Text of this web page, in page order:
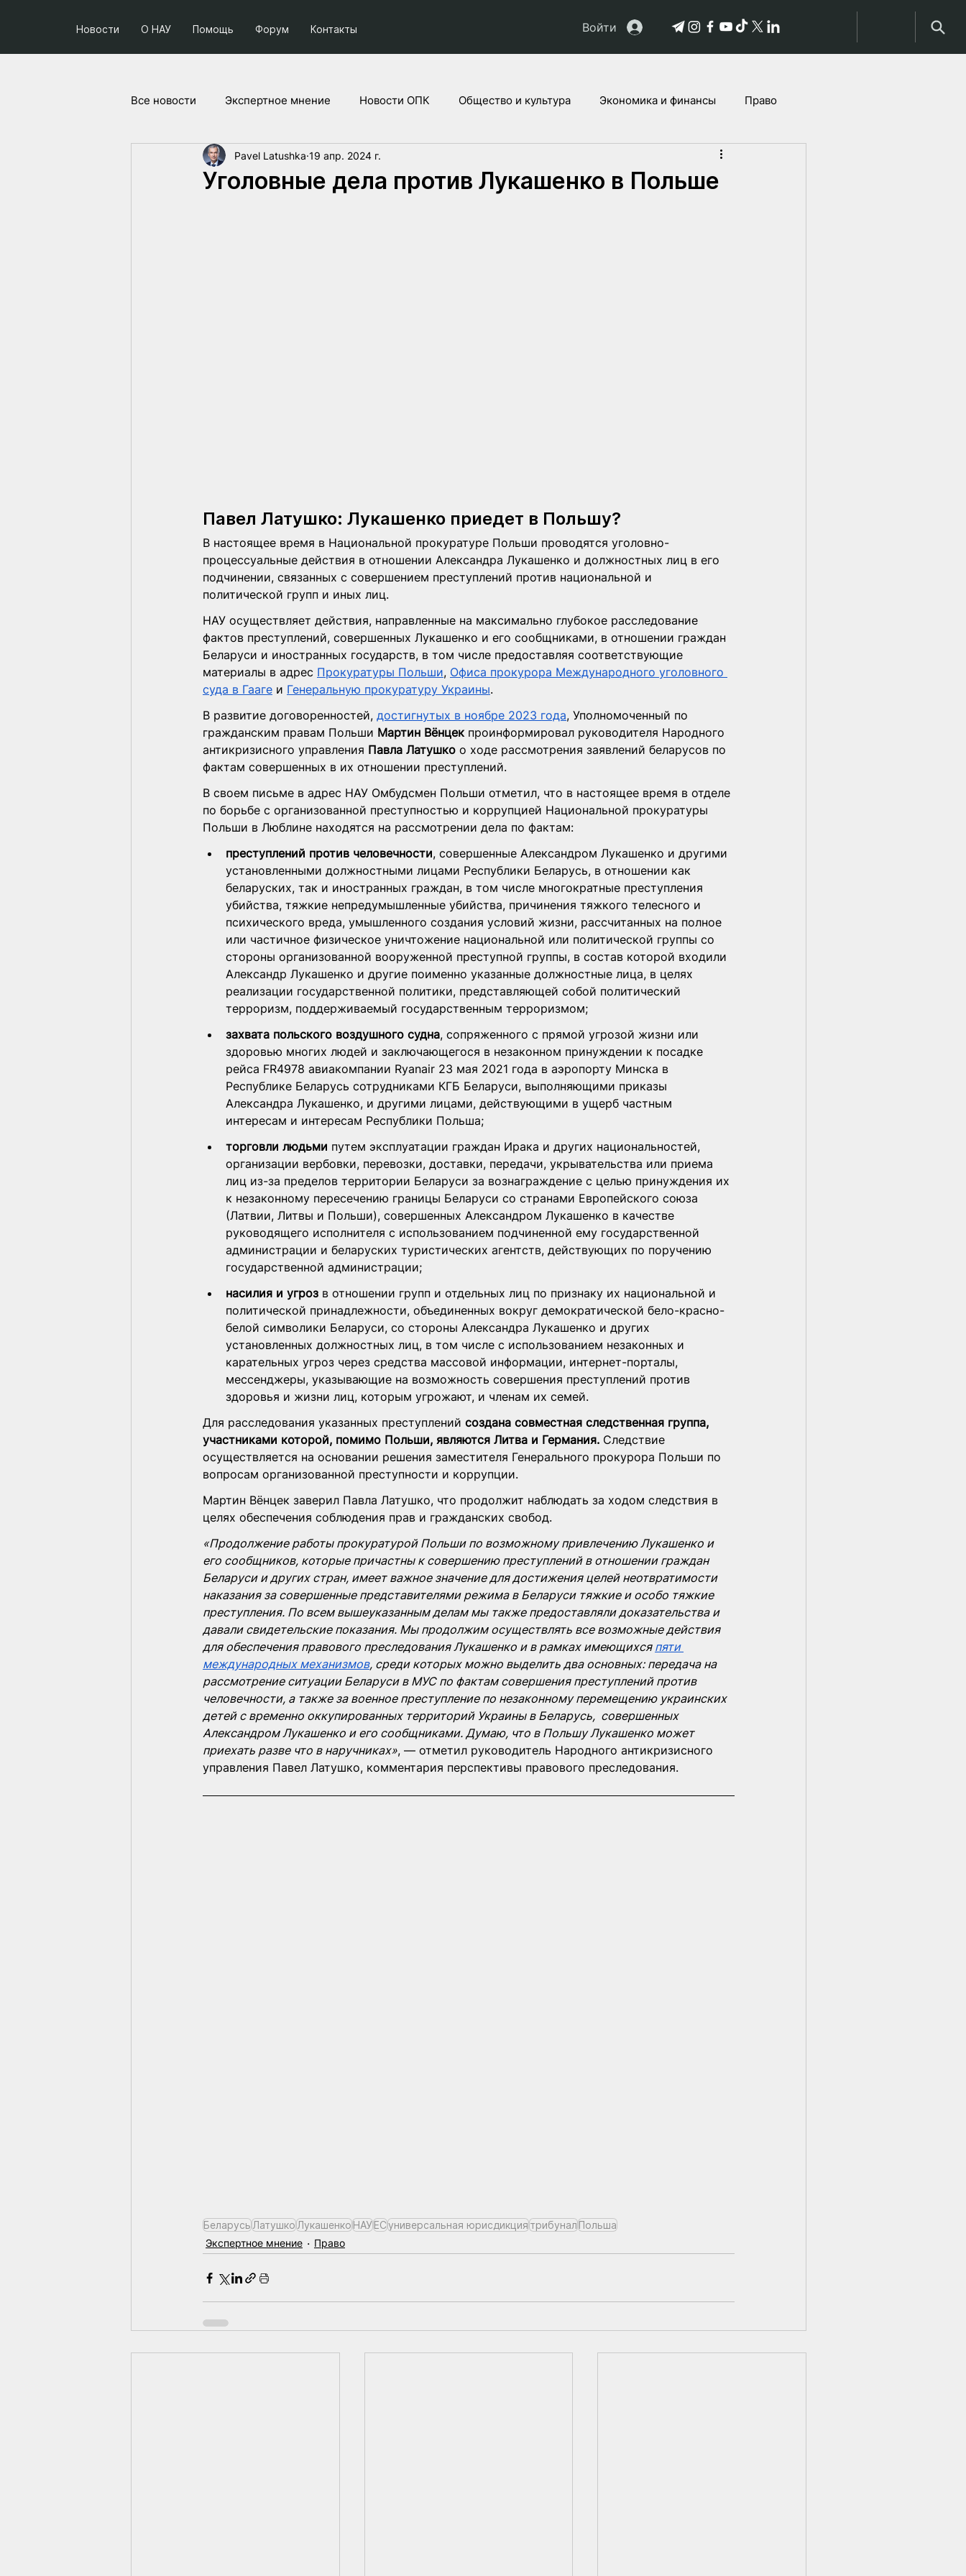
Новости О НАУ Помощь Форум Контакты Войти
Все новости Экспертное мнение Новости ОПК Общество и культура Экономика и финансы Право
Социум и политика Проекты НАУ Истории пострадавших
Уголовные дела против Лукашенко в Польше
Pavel Latushka 19 апр. 2024 г.
Павел Латушко: Лукашенко приедет в Польшу?
В настоящее время в Национальной прокуратуре Польши проводятся уголовно-
процессуальные действия в отношении Александра Лукашенко и должностных лиц в его
подчинении, связанных с совершением преступлений против национальной и
политической групп и иных лиц.
НАУ осуществляет действия, направленные на максимально глубокое расследование
фактов преступлений, совершенных Лукашенко и его сообщниками, в отношении граждан
Беларуси и иностранных государств, в том числе предоставляя соответствующие
материалы в адрес Прокуратуры Польши, Офиса прокурора Международного уголовного
суда в Гааге и Генеральную прокуратуру Украины.
В развитие договоренностей, достигнутых в ноябре 2023 года, Уполномоченный по
гражданским правам Польши Мартин Вёнцек проинформировал руководителя Народного
антикризисного управления Павла Латушко о ходе рассмотрения заявлений беларусов по
фактам совершенных в их отношении преступлений.
В своем письме в адрес НАУ Омбудсмен Польши отметил, что в настоящее время в отделе
по борьбе с организованной преступностью и коррупцией Национальной прокуратуры
Польши в Люблине находятся на рассмотрении дела по фактам:
преступлений против человечности, совершенные Александром Лукашенко и другими
установленными должностными лицами Республики Беларусь, в отношении как
беларуских, так и иностранных граждан, в том числе многократные преступления
убийства, тяжкие непредумышленные убийства, причинения тяжкого телесного и
психического вреда, умышленного создания условий жизни, рассчитанных на полное
или частичное физическое уничтожение национальной или политической группы со
стороны организованной вооруженной преступной группы, в состав которой входили
Александр Лукашенко и другие поименно указанные должностные лица, в целях
реализации государственной политики, представляющей собой политический
терроризм, поддерживаемый государственным терроризмом;
захвата польского воздушного судна, сопряженного с прямой угрозой жизни или
здоровью многих людей и заключающегося в незаконном принуждении к посадке
рейса FR4978 авиакомпании Ryanair 23 мая 2021 года в аэропорту Минска в
Республике Беларусь сотрудниками КГБ Беларуси, выполняющими приказы
Александра Лукашенко, и другими лицами, действующими в ущерб частным
интересам и интересам Республики Польша;
торговли людьми путем эксплуатации граждан Ирака и других национальностей,
организации вербовки, перевозки, доставки, передачи, укрывательства или приема
лиц из-за пределов территории Беларуси за вознаграждение с целью принуждения их
к незаконному пересечению границы Беларуси со странами Европейского союза
(Латвии, Литвы и Польши), совершенных Александром Лукашенко в качестве
руководящего исполнителя с использованием подчиненной ему государственной
администрации и беларуских туристических агентств, действующих по поручению
государственной администрации;
насилия и угроз в отношении групп и отдельных лиц по признаку их национальной и
политической принадлежности, объединенных вокруг демократической бело-красно-
белой символики Беларуси, со стороны Александра Лукашенко и других
установленных должностных лиц, в том числе с использованием незаконных и
карательных угроз через средства массовой информации, интернет-порталы,
мессенджеры, указывающие на возможность совершения преступлений против
здоровья и жизни лиц, которым угрожают, и членам их семей.
Для расследования указанных преступлений создана совместная следственная группа,
участниками которой, помимо Польши, являются Литва и Германия. Следствие
осуществляется на основании решения заместителя Генерального прокурора Польши по
вопросам организованной преступности и коррупции.
Мартин Вёнцек заверил Павла Латушко, что продолжит наблюдать за ходом следствия в
целях обеспечения соблюдения прав и гражданских свобод.
«Продолжение работы прокуратурой Польши по возможному привлечению Лукашенко и
его сообщников, которые причастны к совершению преступлений в отношении граждан
Беларуси и других стран, имеет важное значение для достижения целей неотвратимости
наказания за совершенные представителями режима в Беларуси тяжкие и особо тяжкие
преступления. По всем вышеуказанным делам мы также предоставляли доказательства и
давали свидетельские показания. Мы продолжим осуществлять все возможные действия
для обеспечения правового преследования Лукашенко и в рамках имеющихся пяти
международных механизмов, среди которых можно выделить два основных: передача на
рассмотрение ситуации Беларуси в МУС по фактам совершения преступлений против
человечности, а также за военное преступление по незаконному перемещению украинских
детей с временно оккупированных территорий Украины в Беларусь,  совершенных
Александром Лукашенко и его сообщниками. Думаю, что в Польшу Лукашенко может
приехать разве что в наручниках», — отметил руководитель Народного антикризисного
управления Павел Латушко, комментария перспективы правового преследования.
БеларусьЛатушкоЛукашенкоНАУЕСуниверсальная юрисдикциятрибуналПольша
Экспертное мнение
Право